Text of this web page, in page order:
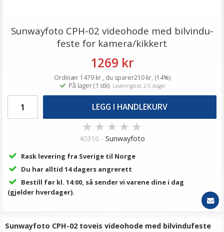
Sunwayfoto CPH-02 videohode med bilvindu­
feste for kamera/kikkert
1269 kr
Ordinær 1479 kr , du sparer210 kr, (14%)
På lager (1 stk)Leveringstid: 2-5 dager
LEGG I HANDLEKURV
★ ★ ★ ★ ★
40316 - Sunwayfoto
Rask levering fra Sverige til Norge
Du har alltid 14 dagers angrerett
Bestill før kl. 14:00, så sender vi varene dine i dag
(gjelder hverdager).
Sunwayfoto CPH-02 toveis videohode med bilvindu­feste